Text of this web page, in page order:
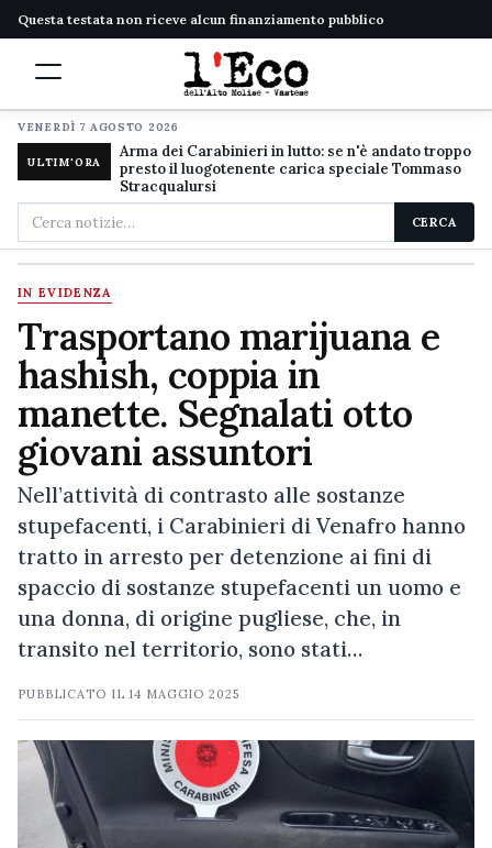
Questa testata non riceve alcun finanziamento pubblico
VENERDÌ 7 AGOSTO 2026
ULTIM'ORA
Arma dei Carabinieri in lutto: se n'è andato troppo
presto il luogotenente carica speciale Tommaso
Stracqualursi
Cerca
nel
sito
CERCA
IN EVIDENZA
Trasportano marijuana e
hashish, coppia in
manette. Segnalati otto
giovani assuntori
Nell’attività di contrasto alle sostanze
stupefacenti, i Carabinieri di Venafro hanno
tratto in arresto per detenzione ai fini di
spaccio di sostanze stupefacenti un uomo e
una donna, di origine pugliese, che, in
transito nel territorio, sono stati…
PUBBLICATO IL14 MAGGIO 2025